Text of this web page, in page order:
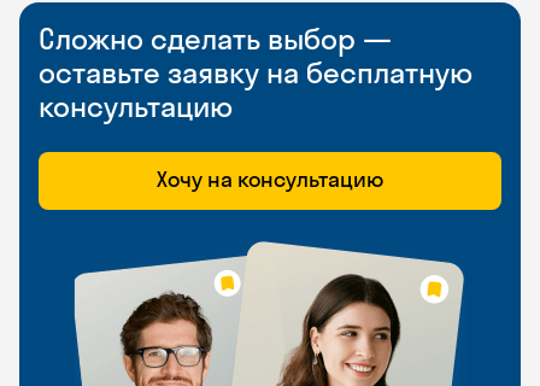
Сложно сделать выбор —
оставьте заявку на бесплатную
консультацию
Хочу на консультацию